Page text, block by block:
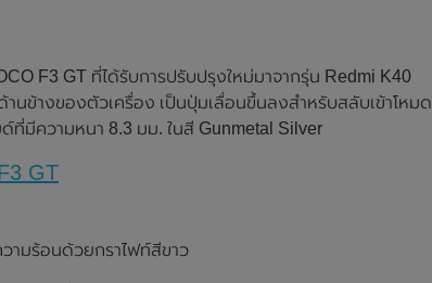
F3 GT ที่ได้รับการปรับปรุงใหม่มาจากรุ่น Redmi K40
นข้างของตัวเครื่อง เป็นปุ่มเลื่อนขึ้นลงสำหรับสลับเข้าโหมด
มีความหนา 8.3 มม. ในสี Gunmetal Silver
GT
ามร้อนด้วยกราไฟท์สีขาว